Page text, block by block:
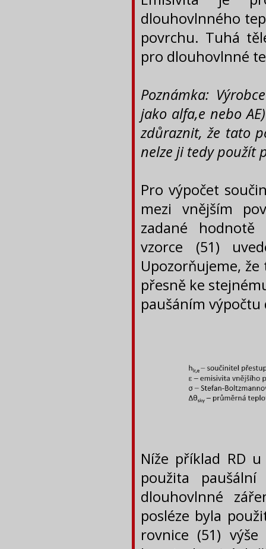
dlouhovlnného
povrchu. Tuhá
pro dlouhovlnné
Poznámka:
jako alfa,e nebo
zdůraznit, že tato
nelze ji tedy použít
Pro výpočet
mezi vnějším
zadané
vzorce (51)
Upozorňujeme,
přesně ke
paušáním výpočtu
Níže příklad RD
použita
dlouhovlnné
posléze byla
rovnice (51)